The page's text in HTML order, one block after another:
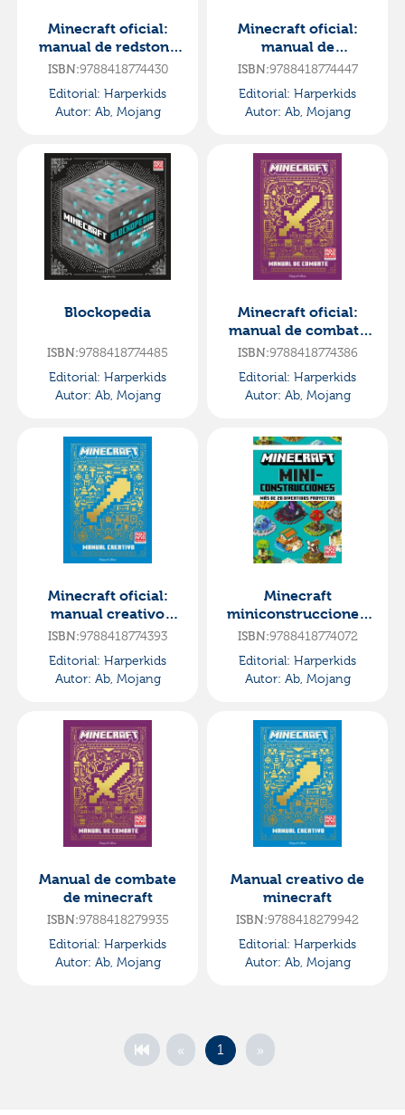
Minecraft oficial:
manual de redstone
(edición actualizada
ISBN:9788418774430
Editorial: Harperkids
Autor: Ab, Mojang
Minecraft oficial:
manual de
supervivencia
y revisada del v
ISBN:9788418774447
Editorial: Harperkids
Autor: Ab, Mojang
Blockopedia
ISBN:9788418774485
Editorial: Harperkids
Autor: Ab, Mojang
Minecraft oficial:
manual de combate
(edición actualizada
ISBN:9788418774386
Editorial: Harperkids
Autor: Ab, Mojang
Minecraft oficial:
manual creativo
(edición actualizada
videojueg
ISBN:9788418774393
Editorial: Harperkids
Autor: Ab, Mojang
Minecraft
miniconstrucciones.
más de 20 divertidos
ISBN:9788418774072
Editorial: Harperkids
Autor: Ab, Mojang
Manual de combate
de minecraft
ISBN:9788418279935
Editorial: Harperkids
Autor: Ab, Mojang
Manual creativo de
minecraft
ISBN:9788418279942
Editorial: Harperkids
Autor: Ab, Mojang
« 1 »